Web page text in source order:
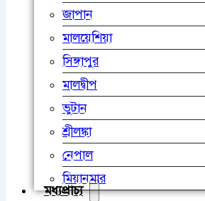
জাপান
মালয়েশিয়া
সিঙ্গাপুর
মালদ্বীপ
ভুটান
শ্রীলঙ্কা
নেপাল
মিয়ানমার
মধ্যপ্রাচ্য